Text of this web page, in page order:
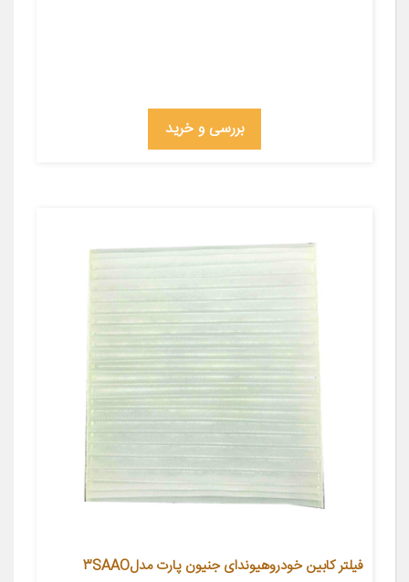
بررسی و خرید
فیلتر کابین خودروهیوندای جنیون پارت مدل3SAAO